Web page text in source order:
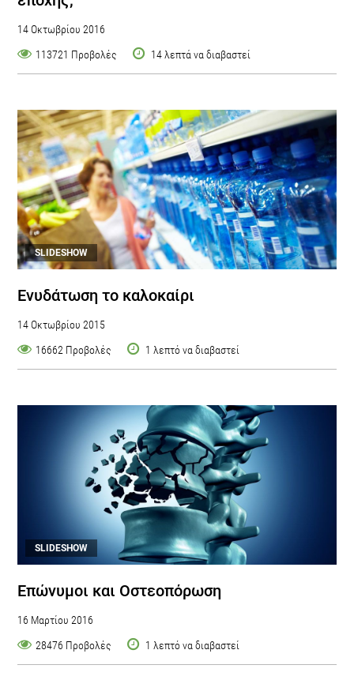
14 Οκτωβρίου 2016
113721 Προβολές
14 λεπτά να διαβαστεί
SLIDESHOW
Ενυδάτωση το καλοκαίρι
14 Οκτωβρίου 2015
16662 Προβολές
1 λεπτό να διαβαστεί
SLIDESHOW
Επώνυμοι και Οστεοπόρωση
16 Μαρτίου 2016
28476 Προβολές
1 λεπτό να διαβαστεί